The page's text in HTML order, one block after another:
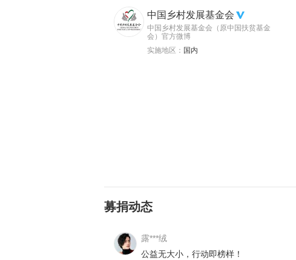
件，无不流露出对爱心包裹的喜爱。
中国乡村发展基金会
中国乡村发展基金会（原中国扶贫基金
会）官方微博
实施地区： 国内
募捐动态
露***绒
公益无大小，行动即榜样！